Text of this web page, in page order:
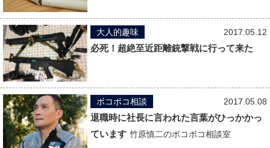
2017.05.12
大人的趣味
必死！超絶至近距離銃撃戦に行って来た
2017.05.08
ボコボコ相談
退職時に社長に言われた言葉がひっかかっ
ています 竹原慎二のボコボコ相談室